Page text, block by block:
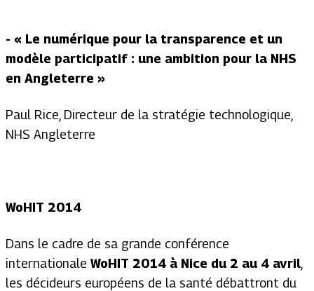
- « Le numérique pour la transparence et un
modèle participatif : une ambition pour la NHS
en Angleterre »
Paul Rice, Directeur de la stratégie technologique,
NHS Angleterre
WoHIT 2014
Dans le cadre de sa grande conférence
internationale WoHIT 2014 à Nice du 2 au 4 avril
les décideurs européens de la santé débattront du